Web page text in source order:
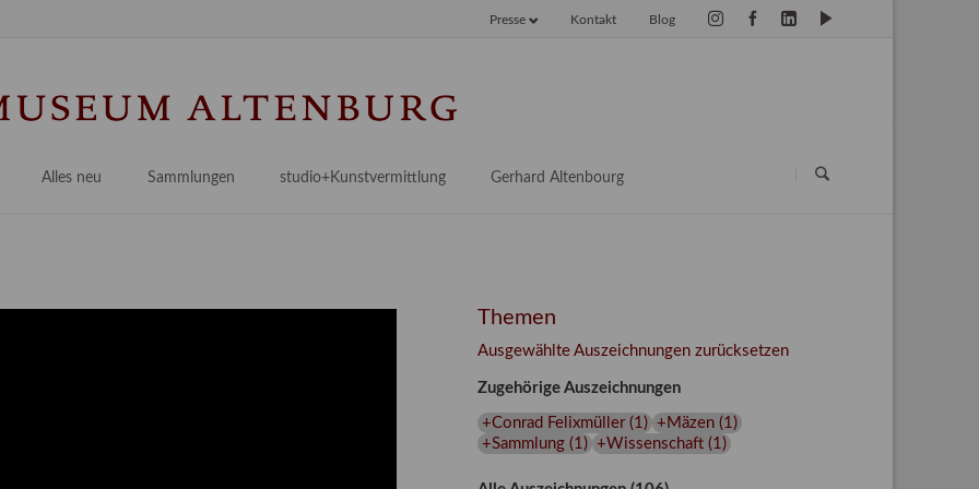
Blog
Kontakt
Presse
Alles neu Sammlungen studio+Kunstvermittlung Gerhard Altenbourg
Themen
Ausgewählte Auszeichnungen zurücksetzen
Zugehörige Auszeichnungen
+Conrad Felixmüller(1 ) +Mäzen(1 )
+Sammlung(1 ) +Wissenschaft(1 )